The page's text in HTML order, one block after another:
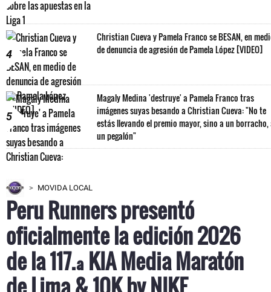
4
Christian Cueva y Pamela Franco se BESAN, en
de denuncia de agresión de Pamela López [VIDEO]
5
Magaly Medina 'destruye' a Pamela Franco tras
imágenes suyas besando a Christian Cueva: "No te
estás llevando el premio mayor, sino a un borracho,
un pegalón"
MOVIDA LOCAL
Peru Runners presentó
oficialmente la edición 2026
de la 117.ª KIA Media Maratón